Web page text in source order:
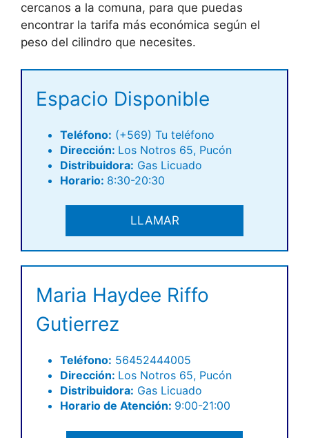
cercanos a la comuna, para que puedas
encontrar la tarifa más económica según el
peso del cilindro que necesites.
Espacio Disponible
Teléfono: (+569) Tu teléfono
Dirección: Los Notros 65, Pucón
Distribuidora: Gas Licuado
Horario: 8:30-20:30
LLAMAR
Maria Haydee Riffo
Gutierrez
Teléfono: 56452444005
Dirección: Los Notros 65, Pucón
Distribuidora: Gas Licuado
Horario de Atención: 9:00-21:00